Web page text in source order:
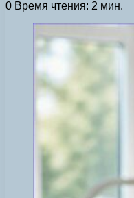
0 Время чтения: 2 мин.